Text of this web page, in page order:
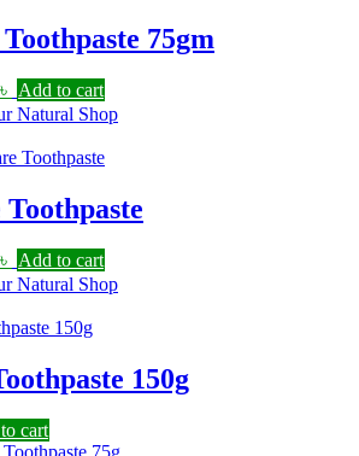
75gm
.
৳
Current
price
150.00৳ .
Add to cart
Natural Shop
Toothpaste
.
৳
Current
price
120.00৳ .
Add to cart
Natural Shop
150g
cart